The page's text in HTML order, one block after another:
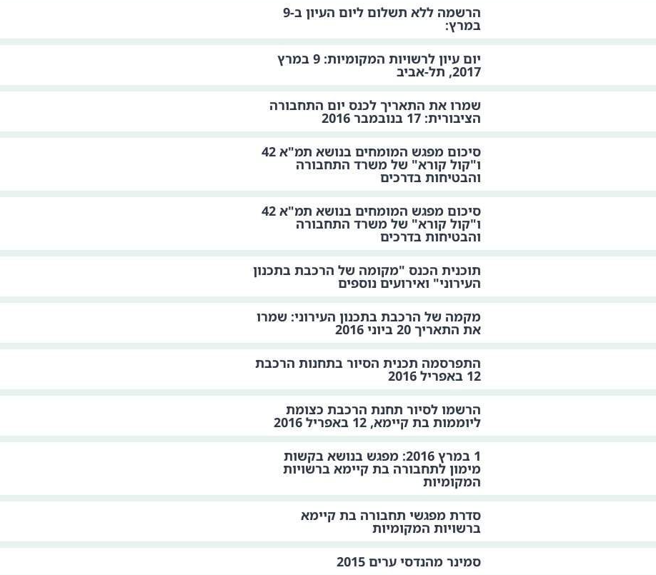
הרשמה ללא תשלום ליום העיון ב-9
במרץ:
יום עיון לרשויות המקומיות: 9 במרץ
2017, תל-אביב
שמרו את התאריך לכנס יום התחבורה
הציבורית: 17 בנובמבר 2016
סיכום מפגש המומחים בנושא תמ"א 42
ו"קול קורא" של משרד התחבורה
והבטיחות בדרכים
סיכום מפגש המומחים בנושא תמ"א 42
ו"קול קורא" של משרד התחבורה
והבטיחות בדרכים
תוכנית הכנס "מקומה של הרכבת בתכנון
העירוני" ואירועים נוספים
מקמה של הרכבת בתכנון העירוני: שמרו
את התאריך 20 ביוני 2016
התפרסמה תכנית הסיור בתחנות הרכבת
12 באפריל 2016
הרשמו לסיור תחנת הרכבת כצומת
ליוממות בת קיימא, 12 באפריל 2016
1 במרץ 2016: מפגש בנושא בקשות
מימון לתחבורה בת קיימא ברשויות
המקומיות
סדרת מפגשי תחבורה בת קיימא
ברשויות המקומיות
סמינר מהנדסי ערים 2015